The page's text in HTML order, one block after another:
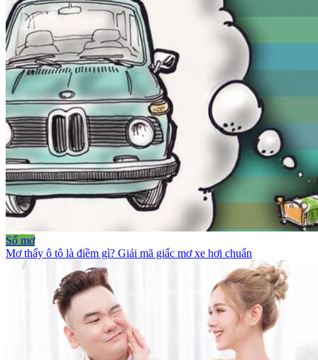
Sổ mơ
Mơ thấy ô tô là điềm gì? Giải mã giấc mơ xe hơi chuẩn